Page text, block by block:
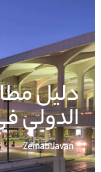
دليل
الدولي
Zeinab Javan